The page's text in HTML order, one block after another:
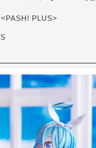
PLUS>